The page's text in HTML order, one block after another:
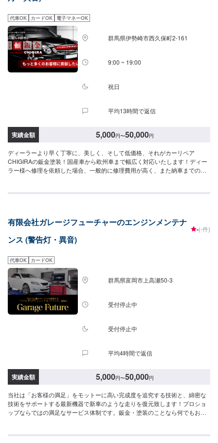
わせ【2】お見積り【3】お見積りにご納得いただければ作業開始【4】仕上
がり次第納車《パーツの持ち込み》☑新品・中古パーツの持ち込みOK！オフ
ァーの際、使用されるパーツのお写真や詳細などをお送りください。《代車
について》お車をお預かりしている間、ご入用のお客様には代車を無料でご
用意しております。詳しくはお気軽にお問い合わせください。※ガソリン代は
お客様にご負担いただきます。【定休日・営業時間】定休日：第二水曜日営
業時間：8:30~19:00
代車OK カードOK 電子マネーOK
群馬県伊勢崎市西久保町2-161
9:00 ~ 19:00
祝日
平均13時間で返信
実績金額 5,000円〜50,000円
ディーラーより早く丁寧に、美しく、そして低価格、それがカーリペア
CHIGIRAの鈑金塗装！国産車から欧州車まで幅広く対応いたします！ディー
ラー様へ修理を依頼した場合、一般的に修理費用が高く、また納車までの時
理を部品交換で対応してしまうから。私たちなら自社工場で即施工し、でき
い！--------------------------------------------------【1】オファーにてお問い合わせ
【2】お見積り【3】お見積りにご納得いただければ作業開始【4】仕上がり
次第納車□納期について□通常3〜5日程度で納車いたします。車種や状態によ
□作業中は無料の代車をご利用ください。※燃料代は、お客様負担となってお
ります。予め、ご了承ください。□パーツ持ち込みについて□パーツの持ち込
み可能です。オファーの際に持ち込みパーツの詳細をご入力ください。【定
休日・営業時間】定休日：祝日営業時間：9:00~19:00
有限会社ガレージフューチャーのエンジンメンテナ
ンス (警告灯・異音)
-(-件)
代車OK カードOK
群馬県富岡市上高瀬50-3
受付停止中
受付停止中
平均4時間で返信
実績金額 5,000円〜50,000円
当社は「お客様の満足」をモットーに高い完成度を追究する技術と、綿密な
技術をサポートする最新機器で新車のような走りを復元致します！プロショ
ップならではの満足なサービス体制です。鈑金・塗装のことなら何でもお気
スピーディに、より完全に仕上げます。--------------------------------------------------